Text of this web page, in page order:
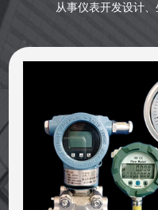
从事仪表开发设计